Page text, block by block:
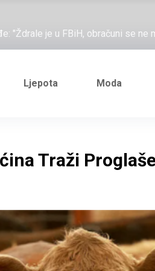
"Ždrale je u FBiH, obračuni se
Željezničarov Karamarko
je general Izet Nanić,
Željezničarov Karamarko
Ljepota Moda
Traži